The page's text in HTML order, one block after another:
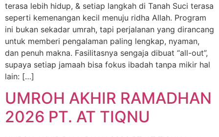
terasa lebih hidup, & setiap langkah di Tanah Suci terasa
seperti kemenangan kecil menuju ridha Allah. Program
ini bukan sekadar umrah, tapi perjalanan yang dirancang
untuk memberi pengalaman paling lengkap, nyaman,
dan penuh makna. Fasilitasnya sengaja dibuat “all-out”,
supaya setiap jamaah bisa fokus ibadah tanpa mikir hal
lain: […]
UMROH AKHIR RAMADHAN
2026 PT. AT TIQNU